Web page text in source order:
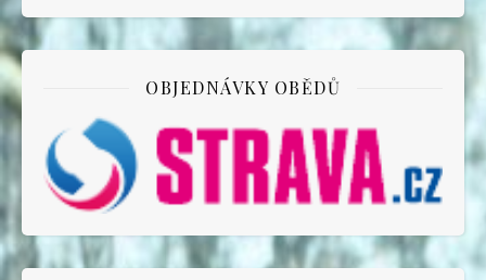
OBJEDNÁVKY OBĚDŮ